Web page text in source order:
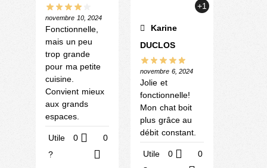
novembre 10, 2024
Fonctionnelle,
mais un peu
trop grande
pour ma petite
cuisine.
Convient mieux
aux grands
espaces.
Utile
?
0 0
+1
Karine
DUCLOS
novembre 6, 2024
Jolie et
fonctionnelle!
Mon chat boit
plus grâce au
débit constant.
Utile
0 0